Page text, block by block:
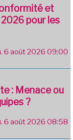
et
pour les
6 août 2026 09:00
: Menace ou
?
6 août 2026 08:58